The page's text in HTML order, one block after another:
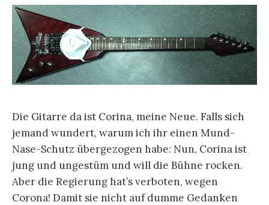
Die Gitarre da ist Corina, meine Neue. Falls sich
jemand wundert, warum ich ihr einen Mund-
Nase-Schutz übergezogen habe: Nun, Corina ist
jung und ungestüm und will die Bühne rocken.
Aber die Regierung hat’s verboten, wegen
Corona! Damit sie nicht auf dumme Gedanken